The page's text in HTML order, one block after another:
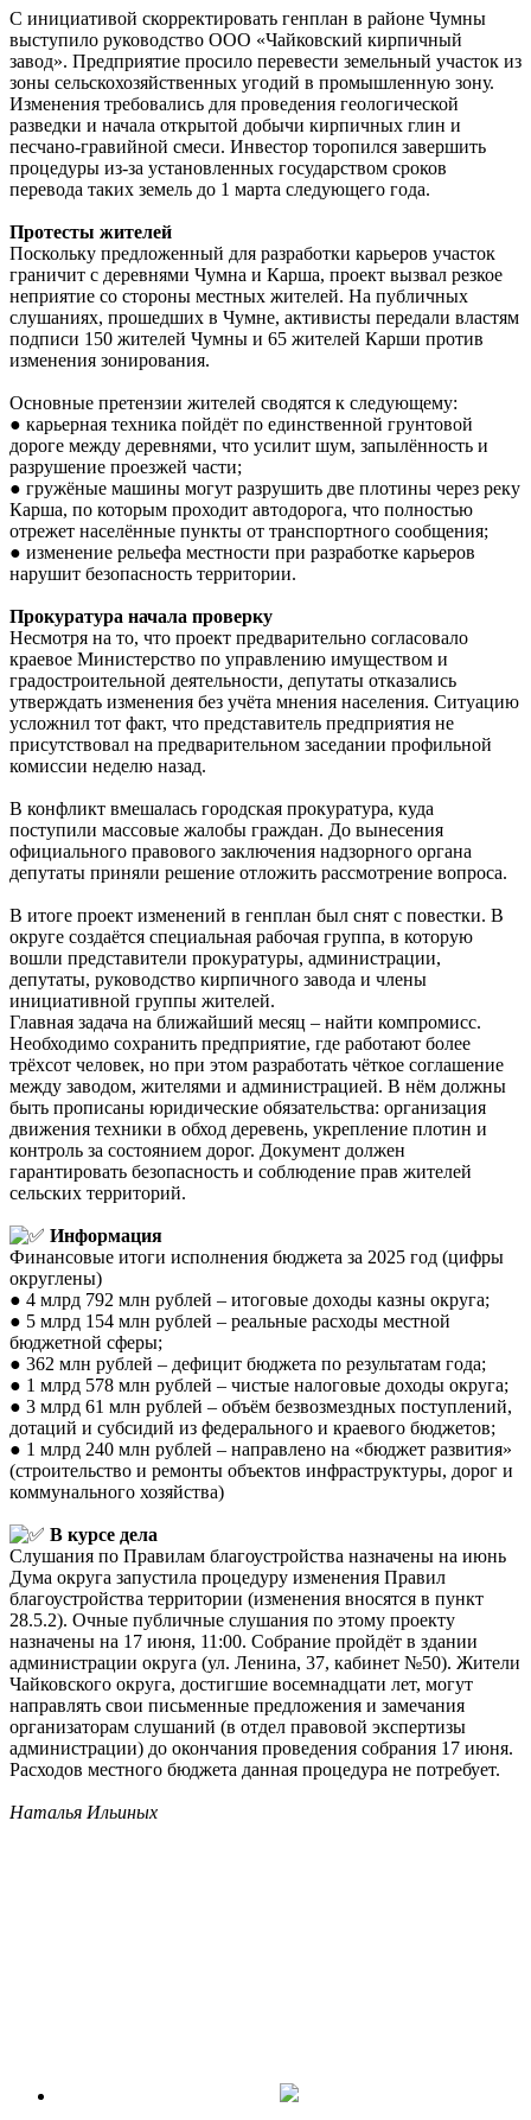
С инициативой скорректировать генплан в районе Чумны
выступило руководство ООО «Чайковский кирпичный
завод». Предприятие просило перевести земельный участок из
зоны сельскохозяйственных угодий в промышленную зону.
Изменения требовались для проведения геологической
разведки и начала открытой добычи кирпичных глин и
песчано-гравийной смеси. Инвестор торопился завершить
процедуры из-за установленных государством сроков
перевода таких земель до 1 марта следующего года.
Протесты жителей
Поскольку предложенный для разработки карьеров участок
граничит с деревнями Чумна и Карша, проект вызвал резкое
неприятие со стороны местных жителей. На публичных
слушаниях, прошедших в Чумне, активисты передали властям
подписи 150 жителей Чумны и 65 жителей Карши против
изменения зонирования.
Основные претензии жителей сводятся к следующему:
● карьерная техника пойдёт по единственной грунтовой
дороге между деревнями, что усилит шум, запылённость и
разрушение проезжей части;
● гружёные машины могут разрушить две плотины через реку
Карша, по которым проходит автодорога, что полностью
отрежет населённые пункты от транспортного сообщения;
● изменение рельефа местности при разработке карьеров
нарушит безопасность территории.
Прокуратура начала проверку
Несмотря на то, что проект предварительно согласовало
краевое Министерство по управлению имуществом и
градостроительной деятельности, депутаты отказались
утверждать изменения без учёта мнения населения. Ситуацию
усложнил тот факт, что представитель предприятия не
присутствовал на предварительном заседании профильной
комиссии неделю назад.
В конфликт вмешалась городская прокуратура, куда
поступили массовые жалобы граждан. До вынесения
официального правового заключения надзорного органа
депутаты приняли решение отложить рассмотрение вопроса.
В итоге проект изменений в генплан был снят с повестки. В
округе создаётся специальная рабочая группа, в которую
вошли представители прокуратуры, администрации,
депутаты, руководство кирпичного завода и члены
инициативной группы жителей.
Главная задача на ближайший месяц – найти компромисс.
Необходимо сохранить предприятие, где работают более
трёхсот человек, но при этом разработать чёткое соглашение
между заводом, жителями и администрацией. В нём должны
быть прописаны юридические обязательства: организация
движения техники в обход деревень, укрепление плотин и
контроль за состоянием дорог. Документ должен
гарантировать безопасность и соблюдение прав жителей
сельских территорий.
Информация
Финансовые итоги исполнения бюджета за 2025 год (цифры
округлены)
● 4 млрд 792 млн рублей – итоговые доходы казны округа;
● 5 млрд 154 млн рублей – реальные расходы местной
бюджетной сферы;
● 362 млн рублей – дефицит бюджета по результатам года;
● 1 млрд 578 млн рублей – чистые налоговые доходы округа;
● 3 млрд 61 млн рублей – объём безвозмездных поступлений,
дотаций и субсидий из федерального и краевого бюджетов;
● 1 млрд 240 млн рублей – направлено на «бюджет развития»
(строительство и ремонты объектов инфраструктуры, дорог и
коммунального хозяйства)
В курсе дела
Слушания по Правилам благоустройства назначены на июнь
Дума округа запустила процедуру изменения Правил
благоустройства территории (изменения вносятся в пункт
28.5.2). Очные публичные слушания по этому проекту
назначены на 17 июня, 11:00. Собрание пройдёт в здании
администрации округа (ул. Ленина, 37, кабинет №50). Жители
Чайковского округа, достигшие восемнадцати лет, могут
направлять свои письменные предложения и замечания
организаторам слушаний (в отдел правовой экспертизы
администрации) до окончания проведения собрания 17 июня.
Расходов местного бюджета данная процедура не потребует.
Наталья Ильиных